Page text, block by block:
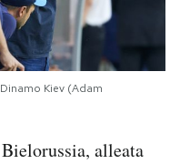
Kiev (Adam
alleata